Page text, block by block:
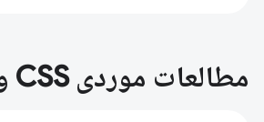
مطالعات موردی CSS و UI